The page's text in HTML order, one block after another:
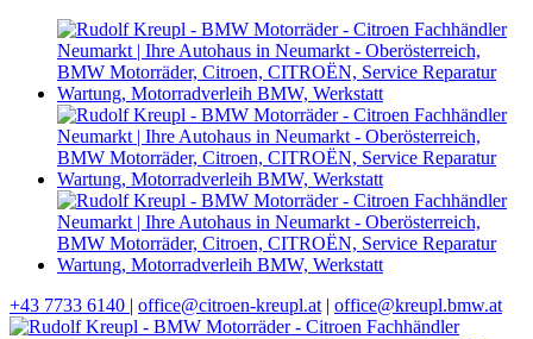
+43 7733 6140 | office@citroen-kreupl.at | office@kreupl.bmw.at